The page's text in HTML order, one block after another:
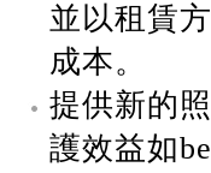
並以租賃
成本。
提供新的
護效益如